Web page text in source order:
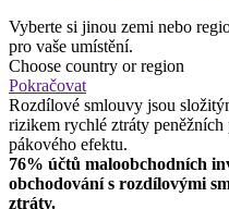
Vyberte si jinou zemi nebo
pro vaše umístění.
Choose country or region
Pokračovat
Rozdílové smlouvy jsou
rizikem rychlé ztráty
pákového efektu.
76% účtů maloobchodních
obchodování s rozdílovými
ztráty.